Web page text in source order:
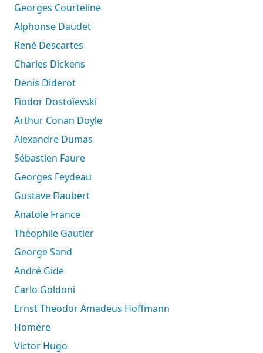
Georges Courteline
Alphonse Daudet
René Descartes
Charles Dickens
Denis Diderot
Fiodor Dostoïevski
Arthur Conan Doyle
Alexandre Dumas
Sébastien Faure
Georges Feydeau
Gustave Flaubert
Anatole France
Théophile Gautier
George Sand
André Gide
Carlo Goldoni
Ernst Theodor Amadeus Hoffmann
Homère
Victor Hugo